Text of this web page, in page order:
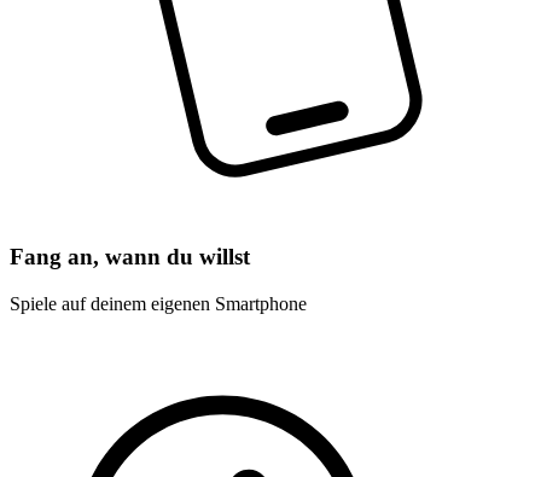
Fang an, wann du willst
Spiele auf deinem eigenen Smartphone